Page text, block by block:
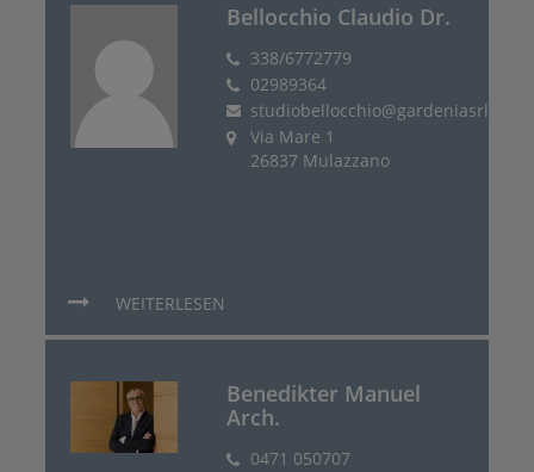
Bellocchio Claudio Dr.
338/6772779
02989364
studiobellocchio@gardeniasrl.com
Via Mare 1
26837 Mulazzano
WEITERLESEN
Benedikter Manuel
Arch.
0471 050707